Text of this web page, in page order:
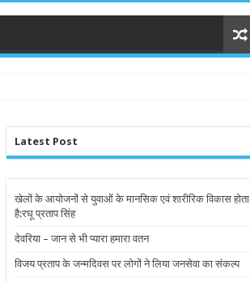
Latest Post
खेलों के आयोजनों से युवाओं के मानसिक एवं शारीरिक विकास होता
है:रघू प्रताप सिंह
देवरिया – जान से भी प्यारा हमारा वतन
विजय प्रताप के जन्मदिवस पर लोगों ने लिया जनसेवा का संकल्प